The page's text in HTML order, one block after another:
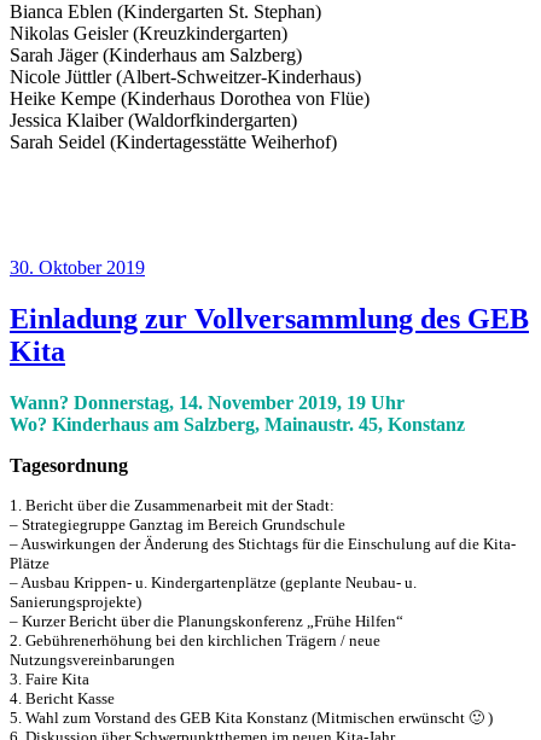
Bianca Eblen (Kindergarten St. Stephan)
Nikolas Geisler (Kreuzkindergarten)
Sarah Jäger (Kinderhaus am Salzberg)
Nicole Jüttler (Albert-Schweitzer-Kinderhaus)
Heike Kempe (Kinderhaus Dorothea von Flüe)
Jessica Klaiber (Waldorfkindergarten)
Sarah Seidel (Kindertagesstätte Weiherhof)
Veröffentlicht
30. Oktober 2019
Einladung zur Vollversammlung des GEB
Kita
Wann? Donnerstag, 14. November 2019, 19 Uhr
Wo? Kinderhaus am Salzberg, Mainaustr. 45, Konstanz
Tagesordnung
1. Bericht über die Zusammenarbeit mit der Stadt:
– Strategiegruppe Ganztag im Bereich Grundschule
– Auswirkungen der Änderung des Stichtags für die Einschulung auf die Kita-
Plätze
– Ausbau Krippen- u. Kindergartenplätze (geplante Neubau- u.
Sanierungsprojekte)
– Kurzer Bericht über die Planungskonferenz „Frühe Hilfen“
2. Gebührenerhöhung bei den kirchlichen Trägern / neue
Nutzungsvereinbarungen
3. Faire Kita
4. Bericht Kasse
5. Wahl zum Vorstand des GEB Kita Konstanz (Mitmischen erwünscht 🙂 )